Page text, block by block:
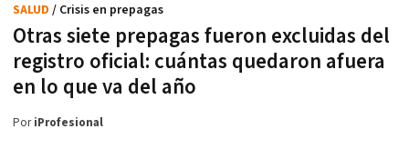
Otras siete prepagas fueron excluidas del
registro oficial: cuántas quedaron afuera
en lo que va del año
SALUD / Crisis en prepagas
PoriProfesional